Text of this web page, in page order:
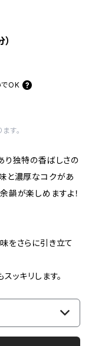
OK
す。
り独特の香ばしさの
と濃厚なコクがあ
韻が楽しめますよ！
をさらに引き立て
ッキリします。